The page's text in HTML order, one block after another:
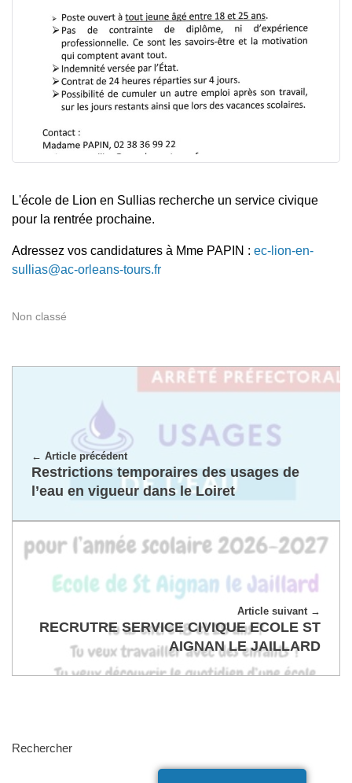
L'école de Lion en Sullias recherche un service civique
pour la rentrée prochaine.
Adressez vos candidatures à Mme PAPIN : ec-lion-en-
sullias@ac-orleans-tours.fr
Non classé
Article précédent
Restrictions temporaires des usages de
l’eau en vigueur dans le Loiret
Article suivant
RECRUTRE SERVICE CIVIQUE ECOLE ST
AIGNAN LE JAILLARD
Rechercher